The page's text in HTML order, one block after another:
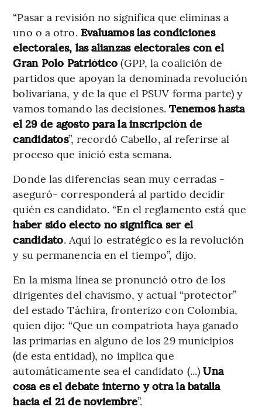
“Pasar a revisión no significa que eliminas a
uno o a otro. Evaluamos las condiciones
electorales, las alianzas electorales con el
Gran Polo Patriótico(GPP, la coalición de
partidos que apoyan la denominada revolución
bolivariana, y de la que el PSUV forma parte) y
vamos tomando las decisiones.Tenemos hasta
el 29 de agosto para la inscripción de
candidatos”, recordó Cabello, al referirse al
proceso que inició esta semana.
Donde las diferencias sean muy cerradas -
aseguró- corresponderá al partido decidir
quién es candidato. “En el reglamento está que
haber sido electo no significa ser el
candidato. Aquí lo estratégico es la revolución
y su permanencia en el tiempo”, dijo.
En la misma línea se pronunció otro de los
dirigentes del chavismo, y actual “protector”
del estado Táchira, fronterizo con Colombia,
quien dijo: “Que un compatriota haya ganado
las primarias en alguno de los 29 municipios
(de esta entidad), no implica que
automáticamente sea el candidato (...)Una
cosa es el debate interno y otra la batalla
hacia el 21 de noviembre”.